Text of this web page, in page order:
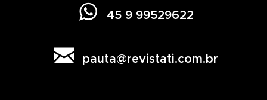
 45 9 99529622
 pauta@revistati.com.br